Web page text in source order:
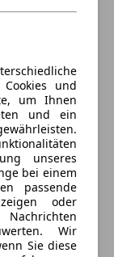
und
um Ihnen
und ein
unseres
bei einem
passende
oder
Wir
Sie diese